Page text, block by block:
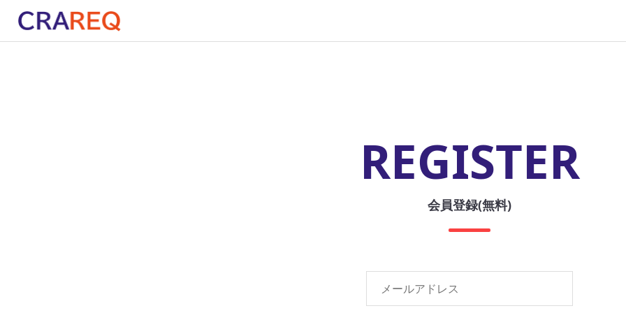
REGISTER
会員登録(無料)